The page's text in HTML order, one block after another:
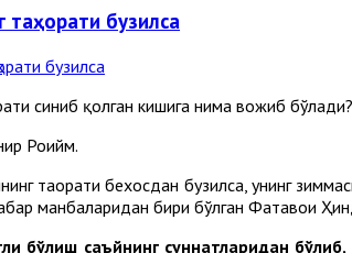
таҳорати бузилса
синиб қолган кишига нима вожиб бўлади?
Роҳийм.
таҳорати бехосдан бузилса, унинг
манбаларидан бири бўлган Фатавои
бўлиш саъйнинг суннатларидан